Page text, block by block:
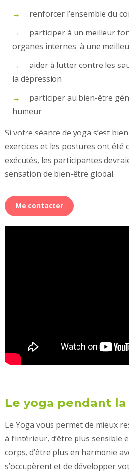
renforcer l’ensemble du
participer à un meilleur
organes internes, à une
aider à lutter contre les
la dépression
participer au bien-être
humeur
Si votre séance de yoga s’est
exercices et les postures ont été
exécutés, les participantes
sensation de bien-être global.
Me contacter
Le yoga pendant la
Le Yoga vous permet de mieux
à l’intérieur, d’être plus sensible
corps, d’être plus en harmonie
s’occupèrent et de développer